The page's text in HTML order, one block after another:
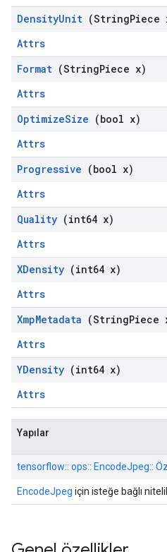
DensityUnit (StringPiece
Attrs
Format (StringPiece x)
Attrs
OptimizeSize (bool x)
Attrs
Progressive (bool x)
Attrs
Quality (int64 x)
Attrs
XDensity (int64 x)
Attrs
XmpMetadata (StringPiece
Attrs
YDensity (int64 x)
Attrs
Yapılar
tensorflow:: ops:: EncodeJpeg::
EncodeJpeg için isteğe bağlı